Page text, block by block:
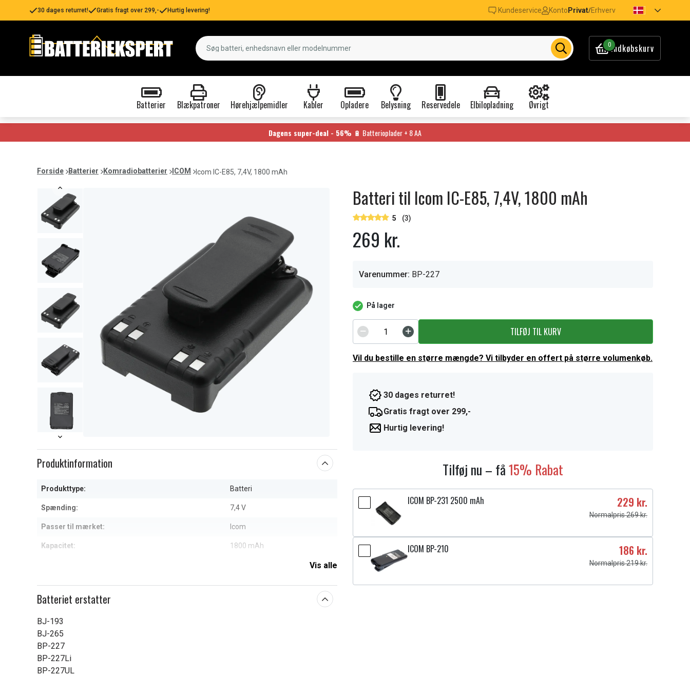
30 dages returret! Gratis fragt over 299,- Hurtig levering! Kundeservice Konto Privat/Erhverv
0Indkøbskurv
Batterier Blækpatroner Hørehjælpemidler Kabler Opladere Belysning Reservedele Elbilopladning Øvrigt
Dagens super-deal - 56% 🔋 Batterioplader + 8 AA
Forside Batterier Komradiobatterier ICOM Icom IC-E85, 7,4V, 1800 mAh
of
1
of
Produktinformation
Produkttype: Batteri
Spænding: 7,4 V
Passer til mærket: Icom
Kapacitet: 1800 mAh
Vis alle
Batteriet erstatter
BJ-193
BJ-265
BP-227
BP-227Li
BP-227UL
Batteri til Icom IC-E85, 7,4V, 1800 mAh
5 (3)
269 kr.
Varenummer: BP-227
På lager
TILFØJ TIL KURV
Vil du bestille en større mængde? Vi tilbyder en offert på større volumenkøb.
30 dages returret!
Gratis fragt over 299,-
Hurtig levering!
Tilføj nu – få15% Rabat
ICOM BP-231 2500 mAh 229 kr.
Normalpris 269 kr.
ICOM BP-210 186 kr.
Normalpris 219 kr.